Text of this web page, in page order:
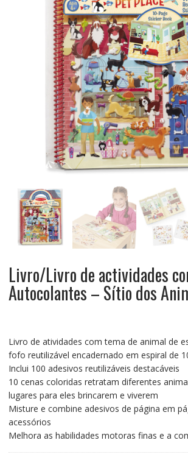
Livro/Livro de actividades
Autocolantes – Sítio dos
Livro de atividades com tema de animal de
fofo reutilizável encadernado em espiral de
Inclui 100 adesivos reutilizáveis destacáveis
10 cenas coloridas retratam diferentes
lugares para eles brincarem e viverem
Misture e combine adesivos de página em
acessórios
Melhora as habilidades motoras finas e a